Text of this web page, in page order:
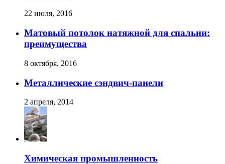
22 июля, 2016
Матовый потолок натяжной для спальни:
преимущества
8 октября, 2016
Металлические сэндвич-панели
2 апреля, 2014
Химическая промышленность